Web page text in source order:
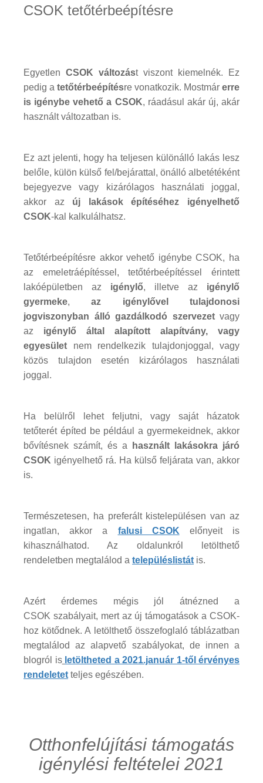
CSOK tetőtérbeépítésre
Egyetlen CSOK változást viszont kiemelnék. Ez
pedig a tetőtérbeépítésre vonatkozik. Mostmár erre
is igénybe vehető a CSOK, ráadásul akár új, akár
használt változatban is.
Ez azt jelenti, hogy ha teljesen különálló lakás lesz
belőle, külön külső fel/bejárattal, önálló albetétéként
bejegyezve vagy kizárólagos használati joggal,
akkor az új lakások építéséhez igényelhető
CSOK-kal kalkulálhatsz.
Tetőtérbeépítésre akkor vehető igénybe CSOK, ha
az emeletráépítéssel, tetőtérbeépítéssel érintett
lakóépületben az igénylő, illetve az igénylő
gyermeke,az igénylővel tulajdonosi
jogviszonyban álló gazdálkodó szervezetvagy
az igénylő által alapított alapítvány, vagy
egyesület nem rendelkezik tulajdonjoggal, vagy
közös tulajdon esetén kizárólagos használati
joggal.
Ha belülről lehet feljutni, vagy saját házatok
tetőterét építed be például a gyermekeidnek, akkor
bővítésnek számít, és a
használt lakásokra járó
CSOK igényelhető rá. Ha külső feljárata van, akkor
is.
Természetesen, ha preferált kistelepülésen van az
ingatlan, akkor a falusi CSOK előnyeit is
kihasználhatod. Az oldalunkról letölthető
rendeletben megtalálod a településlistát is.
Azért érdemes mégis jól átnézned a
CSOK szabályait, mert az új támogatások a CSOK-
hoz kötődnek. A letölthető összefoglaló táblázatban
megtalálod az alapvető szabályokat, de innen a
blogról is letöltheted a 2021.január 1-től érvényes
rendeletet teljes egészében.
Otthonfelújítási támogatás
igénylési feltételei 2021